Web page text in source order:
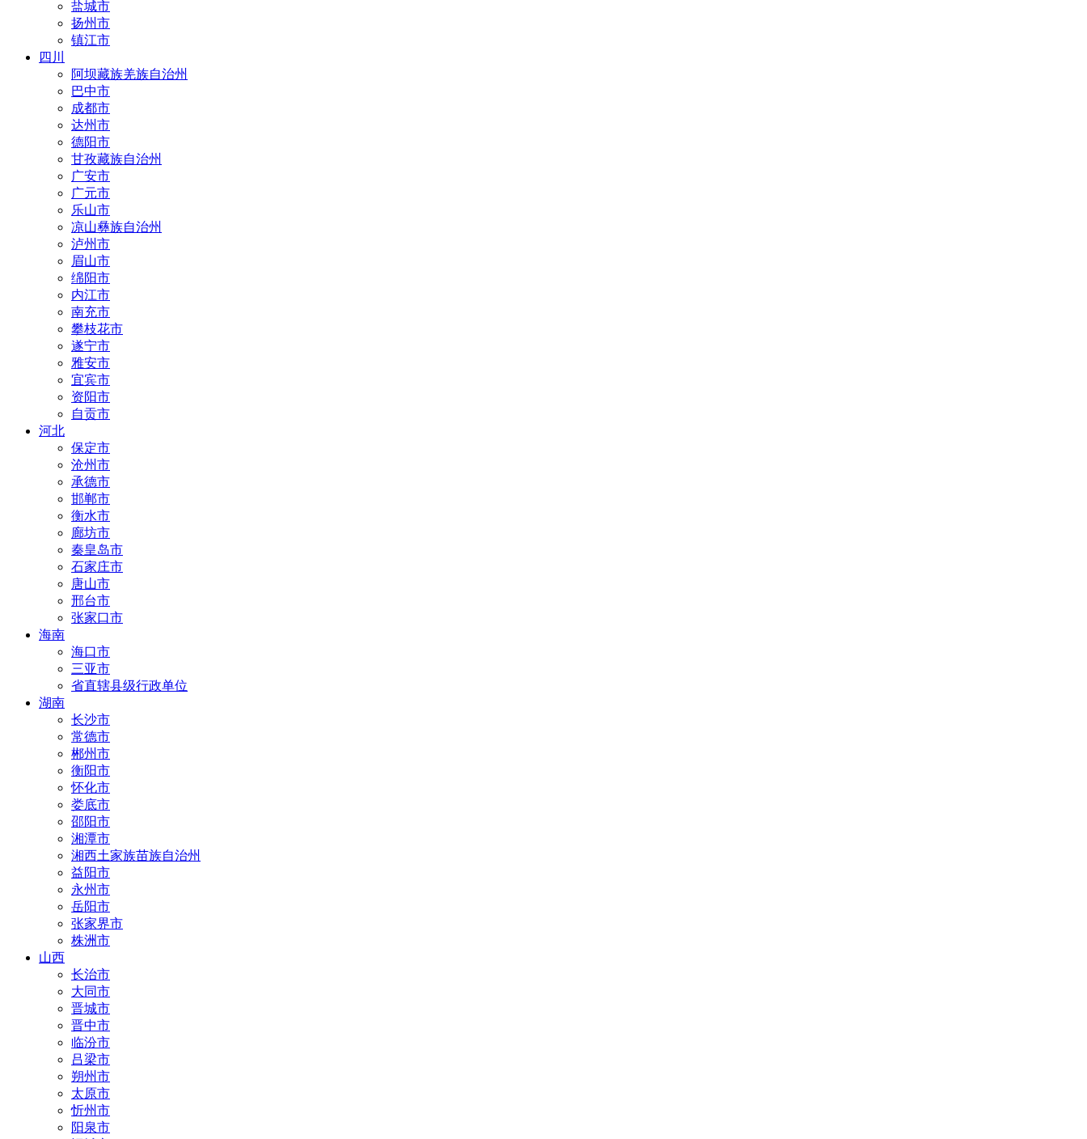
盐城市
扬州市
镇江市
四川
阿坝藏族羌族自治州
巴中市
成都市
达州市
德阳市
甘孜藏族自治州
广安市
广元市
乐山市
凉山彝族自治州
泸州市
眉山市
绵阳市
内江市
南充市
攀枝花市
遂宁市
雅安市
宜宾市
资阳市
自贡市
河北
保定市
沧州市
承德市
邯郸市
衡水市
廊坊市
秦皇岛市
石家庄市
唐山市
邢台市
张家口市
海南
海口市
三亚市
省直辖县级行政单位
湖南
长沙市
常德市
郴州市
衡阳市
怀化市
娄底市
邵阳市
湘潭市
湘西土家族苗族自治州
益阳市
永州市
岳阳市
张家界市
株洲市
山西
长治市
大同市
晋城市
晋中市
临汾市
吕梁市
朔州市
太原市
忻州市
阳泉市